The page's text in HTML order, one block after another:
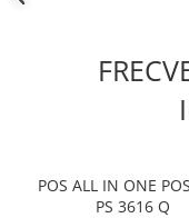
POS ALL IN ONE
PS 3616 Q